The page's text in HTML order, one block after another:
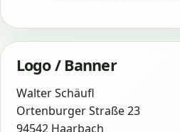
Logo / Banner
Walter Schäufl
Ortenburger Straße 23
94542 Haarbach